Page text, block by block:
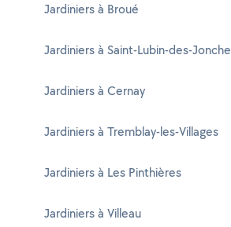
Jardiniers à Broué
Jardiniers à Saint-Lubin-des-
Jardiniers à Cernay
Jardiniers à Tremblay-les-Villages
Jardiniers à Les Pinthières
Jardiniers à Villeau